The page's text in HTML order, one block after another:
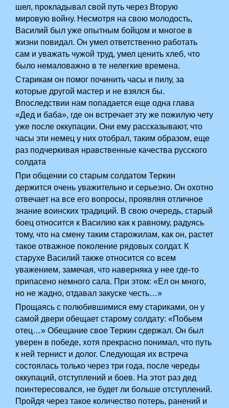
шел, прокладывал свой путь через Вторую
мировую войну. Несмотря на свою молодость,
Василий был уже опытным бойцом и многое в
жизни повидал. Он умел ответственно работать
сам и уважать чужой труд, умел ценить хлеб, что
было немаловажно в те нелегкие времена.
Старикам он помог починить часы и пилу, за
которые другой мастер и не взялся бы.
Впоследствии нам попадается еще одна глава
«Дед и баба», где он встречает эту же пожилую чету
уже после оккупации. Они ему рассказывают, что
часы эти немец у них отобрал, таким образом, еще
раз подчеркивая нравственные качества русского
солдата
При общении со старым солдатом Теркин
держится очень уважительно и серьезно. Он охотно
отвечает на все его вопросы, проявляя отличное
знание воинских традиций. В свою очередь, старый
боец относится к Василию как к равному, радуясь
тому, что на смену таким старожилам, как он, растет
такое отважное поколение рядовых солдат. К
старухе Василий также относится со всем
уважением, замечая, что наверняка у нее где-то
припасено немного сала. При этом: «Ел он много,
но не жадно, отдавал закуске честь…»
­Прощаясь с полюбившимися ему стариками, он у
самой двери обещает старому солдату: «Побьем
отец…» Обещание свое Теркин сдержал. Он был
уверен в победе, хотя прекрасно понимал, что путь
к ней тернист и долог. Следующая их встреча
состоялась только через три года, после череды
оккупаций, отступлений и боев. На этот раз дед
поинтересовался, не будет ли больше отступлений.
Пройдя через такое количество потерь, ранений и